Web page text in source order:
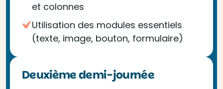
et colonnes
Utilisation des modules essentiels
(texte, image, bouton, formulaire)
Deuxième demi-journée